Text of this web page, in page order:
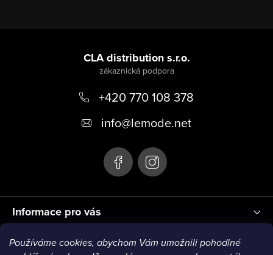
Používáme cookies, abychom Vám umožnili pohodlné
Informace pro vás
CLA distribution s.r.o.
+420 770 108 378
info@lemode.net
Blog